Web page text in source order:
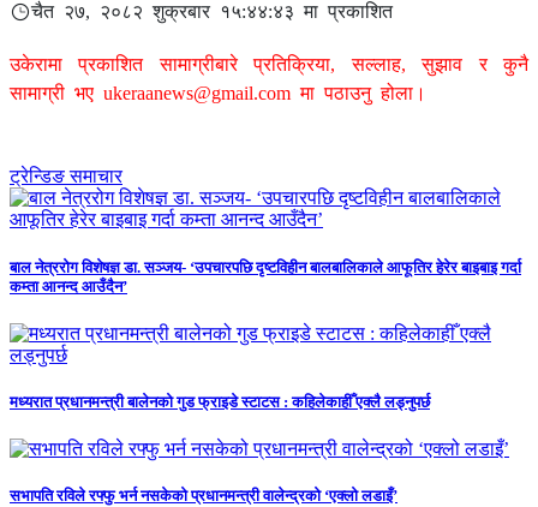
चैत २७, २०८२ शुक्रबार १५:४४:४३ मा प्रकाशित
उकेरामा प्रकाशित सामाग्रीबारे प्रतिक्रिया, सल्लाह, सुझाव र कुनै
सामाग्री भए ukeraanews@gmail.com मा पठाउनु होला।
ट्रेन्डिङ समाचार
बाल नेत्ररोग विशेषज्ञ डा. सञ्जय- ‘उपचारपछि दृष्टविहीन बालबालिकाले आफूतिर हेरेर बाइबाइ गर्दा
कम्ता आनन्द आउँदैन’
मध्यरात प्रधानमन्त्री बालेनको गुड फ्राइडे स्टाटस : कहिलेकाहीँ एक्लै लड्नुपर्छ
सभापति रविले रफ्फु भर्न नसकेको प्रधानमन्त्री वालेन्द्रको ‘एक्लो लडाइँ’